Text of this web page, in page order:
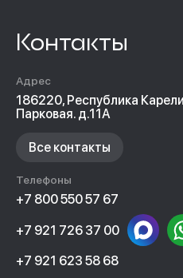
Контакты
Адрес
186220, Республика
Парковая. д.11А
Все контакты
Телефоны
+7 800 550 57 67
+7 921 726 37 00
+7 921 623 58 68